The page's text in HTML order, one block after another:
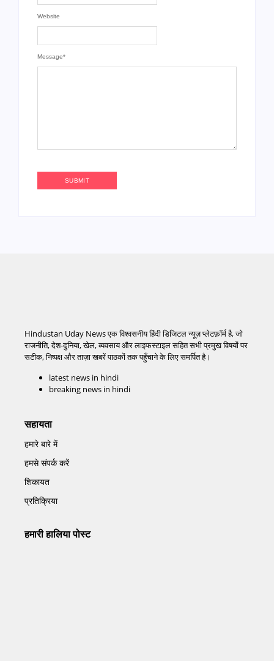
Message*
Website
Hindustan Uday News एक विश्वसनीय हिंदी डिजिटल न्यूज़ प्लेटफ़ॉर्म है, जो
राजनीति, देश-दुनिया, खेल, व्यवसाय और लाइफस्टाइल सहित सभी प्रमुख विषयों पर
सटीक, निष्पक्ष और ताज़ा खबरें पाठकों तक पहुँचाने के लिए समर्पित है।
latest news in hindi
breaking news in hindi
सहायता
हमारे बारे में
हमसे संपर्क करें
शिकायत
प्रतिक्रिया
हमारी हालिया पोस्ट